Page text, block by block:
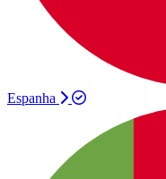
Espanha